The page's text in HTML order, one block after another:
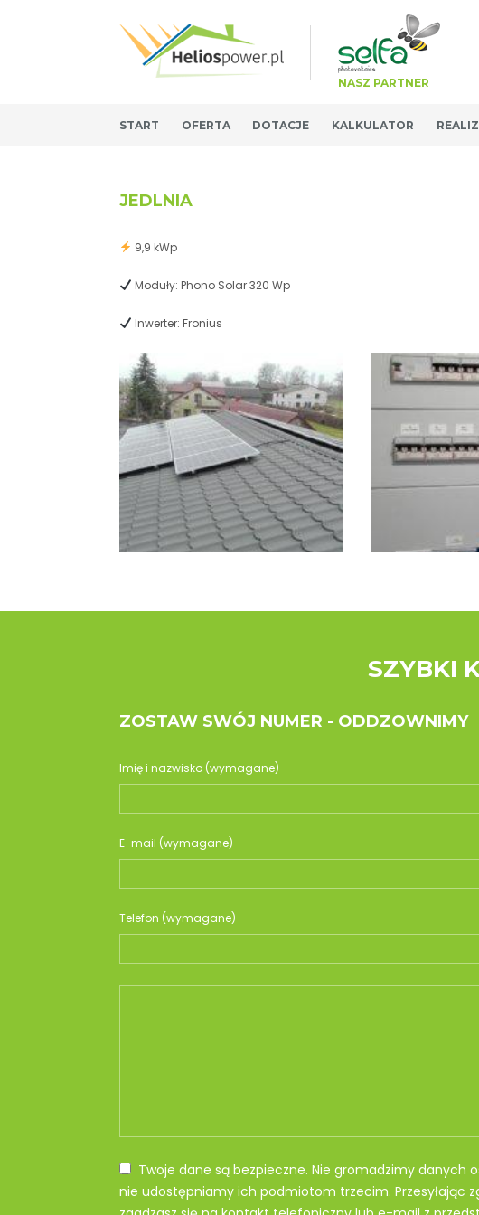
NASZ PARTNER
START OFERTA DOTACJE KALKULATOR
JEDLNIA
9,9 kWp
Moduły: Phono Solar 320 Wp
Inwerter: Fronius
SZYBKI
ZOSTAW SWÓJ NUMER - ODDZOWNIMY
Imię i nazwisko (wymagane)
E-mail (wymagane)
Telefon (wymagane)
Twoje dane są bezpieczne. Nie gromadzimy danych
nie udostępniamy ich podmiotom trzecim. Przesyłając